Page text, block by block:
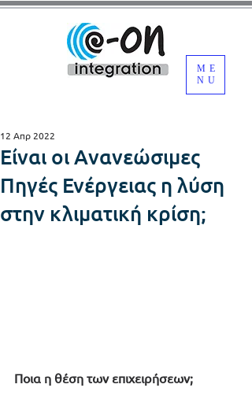
ME
NU
Είναι οι Ανανεώσιμες
Πηγές Ενέργειας η λύση
στην κλιματική κρίση;
12 Απρ 2022
Ποια η θέση των επιχειρήσεων;